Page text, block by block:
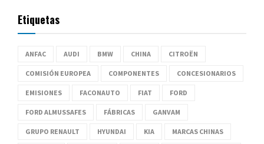
Etiquetas
ANFAC AUDI BMW CHINA CITROËN
COMISIÓN EUROPEA COMPONENTES CONCESIONARIOS
EMISIONES FACONAUTO FIAT FORD
FORD ALMUSSAFES FÁBRICAS GANVAM
GRUPO RENAULT HYUNDAI KIA MARCAS CHINAS